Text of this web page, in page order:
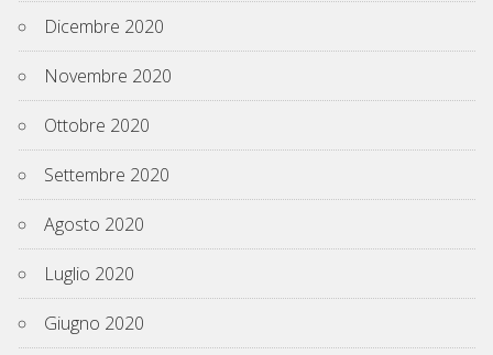
Dicembre 2020
Novembre 2020
Ottobre 2020
Settembre 2020
Agosto 2020
Luglio 2020
Giugno 2020